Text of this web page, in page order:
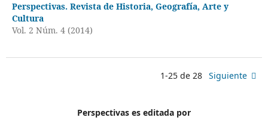
Perspectivas. Revista de Historia, Geografía, Arte y
Cultura
Vol. 2 Núm. 4 (2014)
1-25 de 28 Siguiente
Perspectivas es editada por